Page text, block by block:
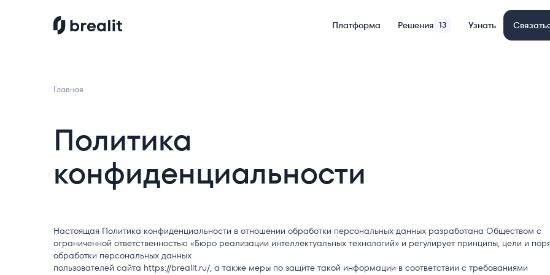
Платформа Решения 13 Узнать
Главная
Политика
конфиденциальности
Настоящая Политика конфиденциальности в отношении обработки персональных данных разработана Обществом с
ограниченной ответственностью «Бюро реализации интеллектуальных технологий» и регулирует принципы, цели и
обработки персональных данных
пользователей сайта https://brealit.ru/, а также меры по защите такой информации в соответствии с требованиями